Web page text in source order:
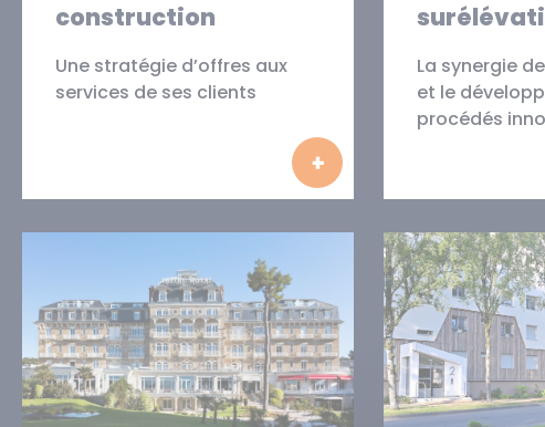
construction
Une stratégie d’offres aux
services de ses clients
La synergie
et le
procédés